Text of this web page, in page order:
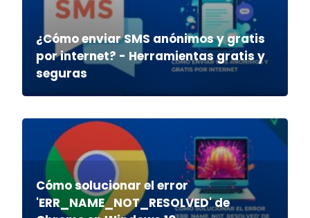
¿Cómo enviar SMS anónimos y gratis
por internet? - Herramientas gratis y
seguras
Cómo solucionar el error
'ERR_NAME_NOT_RESOLVED' de